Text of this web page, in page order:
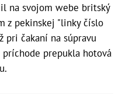
na svojom webe britský
z pekinskej "linky číslo
pri čakaní na súpravu
prepukla hotová